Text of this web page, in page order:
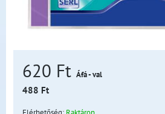
620 Ft Áfá - val
488 Ft